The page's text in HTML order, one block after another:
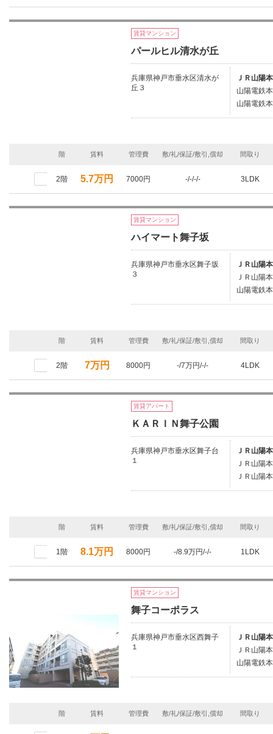
賃貸マンション
パールヒル清水が丘
兵庫県神戸市垂水区清水が
丘３
ＪＲ山陽
山陽電鉄
山陽電鉄
階 賃料 管理費 敷/礼/保証/敷引,償却 間取り
2階 5.7万円 7000円 -/-/-/- 3LDK
賃貸マンション
ハイマート舞子坂
兵庫県神戸市垂水区舞子坂
３
ＪＲ山陽
ＪＲ山陽
山陽電鉄
階 賃料 管理費 敷/礼/保証/敷引,償却 間取り
2階 7万円 8000円 -/7万円/-/- 4LDK
賃貸アパート
ＫＡＲＩＮ舞子公園
兵庫県神戸市垂水区舞子台
１
ＪＲ山陽
ＪＲ山陽
ＪＲ山陽
階 賃料 管理費 敷/礼/保証/敷引,償却 間取り
1階 8.1万円 8000円 -/8.9万円/-/- 1LDK
賃貸マンション
舞子コーポラス
兵庫県神戸市垂水区西舞子
１
ＪＲ山陽
ＪＲ山陽
山陽電鉄
階 賃料 管理費 敷/礼/保証/敷引,償却 間取り